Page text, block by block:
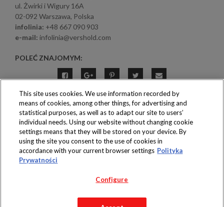
ul. Żwirki i Wigury 16A
02-092 Warszawa, Polska
infolinia: +48 667 090 903
e-mail: infolinia@vershold.com
POLEĆ ZNAJOMYM:
Produkty dostępne
wyłącznie w sklepach
Copyright 2019 Jeronimo Martins Polska S.A.
This site uses cookies. We use information recorded by
means of cookies, among other things, for advertising and
statistical purposes, as well as to adapt our site to users’
individual needs. Using our website without changing cookie
settings means that they will be stored on your device. By
using the site you consent to the use of cookies in
accordance with your current browser settings Polityka
Prywatności
Configure